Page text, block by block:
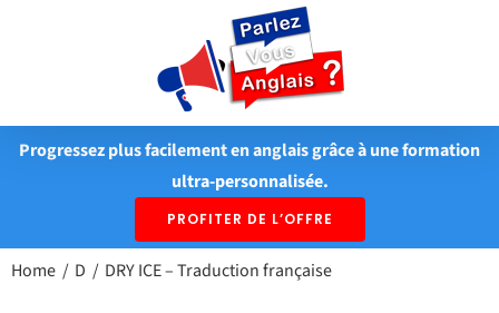
Progressez plus facilement en anglais grâce à une formation
ultra-personnalisée.
PROFITER DE L’OFFRE
Home D DRY ICE – Traduction française